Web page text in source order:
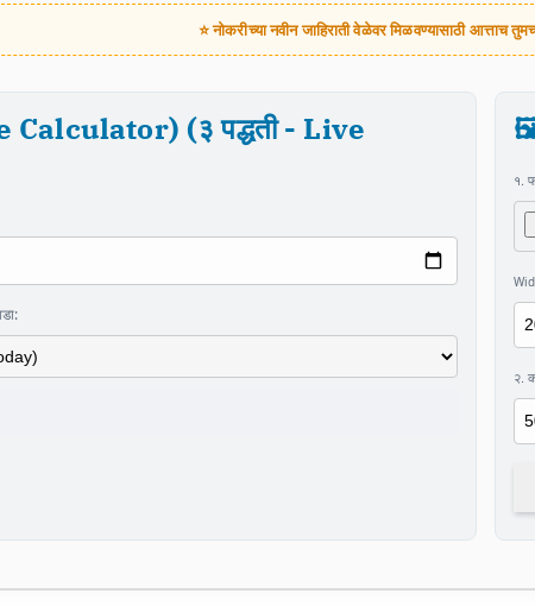
⭐ नोकरीच्या नवीन जाहिराती वेळेवर मिळवण्यासाठी आत्ताच
Calculator) (३ पद्धती - Live
१.
२.